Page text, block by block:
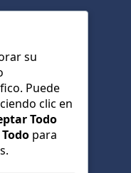
24/7
su
Puede
clic en
Todo
para